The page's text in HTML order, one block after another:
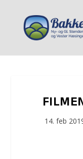
14. feb